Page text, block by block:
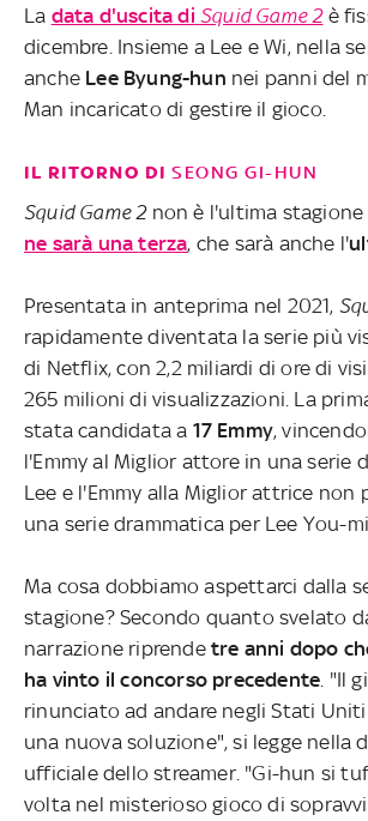
La data d'uscita di Squid Game 2è
dicembre. Insieme a Lee e Wi, nella
anche Lee Byung-hun nei panni del
Man incaricato di gestire il gioco.
IL RITORNO DI SEONG GI-HUN
Squid Game 2 non è l'ultima
ne sarà unaterza, che sarà anche l'
Presentata in anteprima nel 2021,
rapidamente diventata la serie più
di Netflix, con 2,2 miliardi di ore di
265 milioni di visualizzazioni. La
stata candidata a 17 Emmy,
l'Emmy al Miglior attore in una serie
Lee e l'Emmy alla Miglior attrice non
una serie drammatica per Lee You-mi.
Ma cosa dobbiamo aspettarci dalla
stagione? Secondo quanto svelato
narrazione riprende tre anni dopo
ha vinto il concorso precedente . "Il
rinunciato ad andare negli Stati
una nuova soluzione", si legge nella
ufficiale dello streamer. "Gi-hun si
volta nel misterioso gioco di